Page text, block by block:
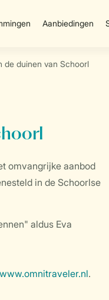
Aanbiedingen
de duinen van Schoorl
omvangrijke aanbod
in de Schoorlse
aldus Eva
www.omnitraveler.nl.